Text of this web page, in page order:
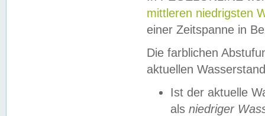
mittleren niedrigsten
einer Zeitspanne in
Die farblichen
aktuellen
Ist der aktuelle
als niedriger